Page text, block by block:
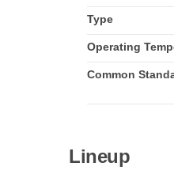
Type
Operating
Common
Lineup